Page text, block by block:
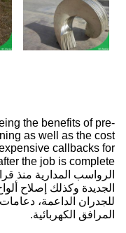
the benefits of pre-
as well as the cost
callbacks for
الرواسب المدارية منذ
الجديدة وكذلك إصلاح
للجدران الداعمة،
المرافق الكهربائية.